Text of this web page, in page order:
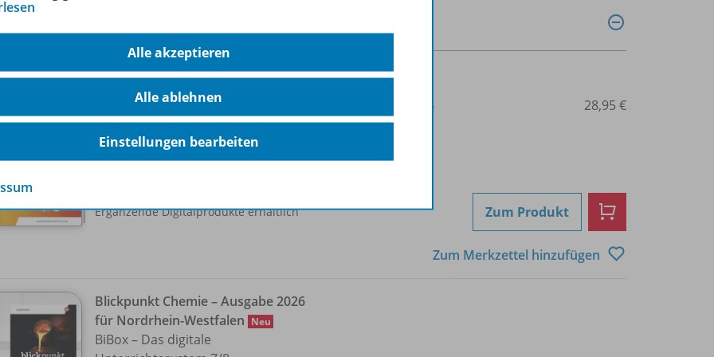
für Nordrhein-Westfalen
Schulbuch 7/8
Lieferbar
Ergänzende Digitalprodukte erhältlich
978-3-14-187653-6 28,95 €
Zum Produkt
Zum Merkzettel hinzufügen
Blickpunkt Chemie – Ausgabe 2026
für Nordrhein-Westfalen Neu
BiBox – Das digitale
Alle akzeptieren
Alle ablehnen
Einstellungen bearbeiten